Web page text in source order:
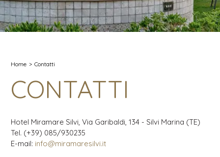
Home Contatti
CONTATTI
Hotel Miramare Silvi, Via Garibaldi, 134 - Silvi Marina (TE)
Tel. (+39) 085/930235
E-mail: info@miramaresilvi.it